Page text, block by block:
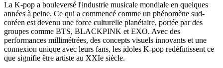
La K-pop a bouleversé l'industrie musicale mondiale en quelques
années à peine. Ce qui a commencé comme un phénomène sud-
coréen est devenu une force culturelle planétaire, portée par des
groupes comme BTS, BLACKPINK et EXO. Avec des
performances millimétrées, des concepts visuels innovants et une
connexion unique avec leurs fans, les idoles K-pop redéfinissent ce
que signifie être artiste au XXIe siècle.